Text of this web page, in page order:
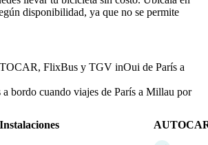
disponibilidad, ya que no se permite
FlixBus y TGV inOui de París a
bordo cuando viajes de París a Millau por
Instalaciones